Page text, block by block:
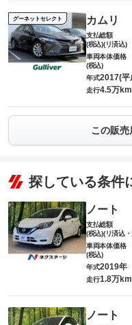
グーネットセレクト カムリ
支払総額
(税込)(リ済込)
車両本体価格
(税込)
年式2017(平
走行4.5万km
この販売
探している条件
ノート
支払総額
(税込)(リ済込
車両本体価格
(税込)
年式2019年
走行1.8万km
ノート